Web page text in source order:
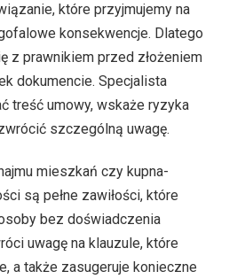
które przyjmujemy na
konsekwencje. Dlatego
z prawnikiem przed złożeniem
dokumencie. Specjalista
treść umowy, wskaże ryzyka
szczególną uwagę.
mieszkań czy kupna-
są pełne zawiłości, które
bez doświadczenia
uwagę na klauzule, które
a także zasugeruje konieczne